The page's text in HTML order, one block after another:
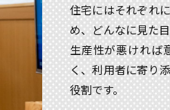
住宅にはそれぞれ
め、どんなに見た
生産性が悪ければ
く、利用者に寄り
役割です。